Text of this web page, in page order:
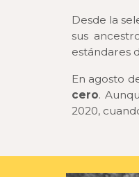
Desde la
sus
estándares
En agosto
cero.
2020,